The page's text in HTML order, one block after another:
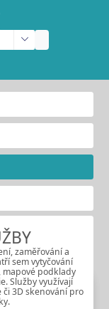
zaměřování a
sem vytyčování
podklady
Služby využívají
či 3D skenování pro